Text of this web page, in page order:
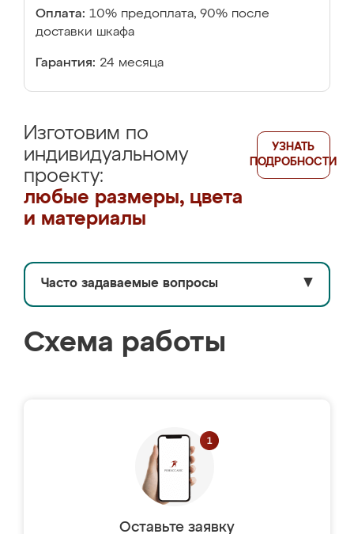
Оплата: 10% предоплата, 90% после
доставки шкафа
Гарантия: 24 месяца
Изготовим по
индивидуальному
проекту:
любые размеры, цвета
и материалы
УЗНАТЬ
ПОДРОБНОСТИ
Часто задаваемые вопросы ▼
Схема работы
Оставьте заявку